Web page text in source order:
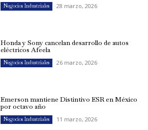
Negocios Industriales 28 marzo, 2026
Honda y Sony cancelan desarrollo de autos
eléctricos Afeela
Negocios Industriales 26 marzo, 2026
Emerson mantiene Distintivo ESR en México
por octavo año
Negocios Industriales 11 marzo, 2026